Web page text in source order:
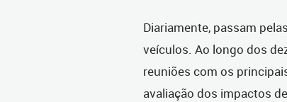
Diariamente, passam
veículos. Ao longo dos
reuniões com os
avaliação dos impactos